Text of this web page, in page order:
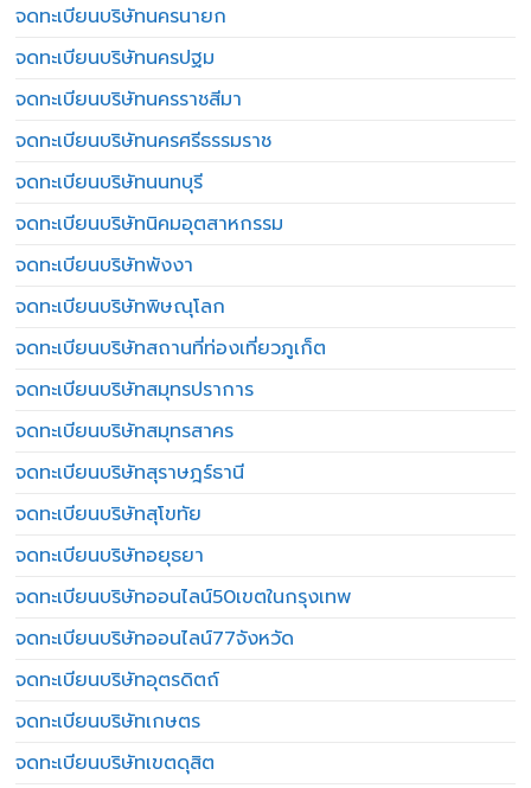
จดทะเบียนบริษัทนครนายก
จดทะเบียนบริษัทนครปฐม
จดทะเบียนบริษัทนครราชสีมา
จดทะเบียนบริษัทนครศรีธรรมราช
จดทะเบียนบริษัทนนทบุรี
จดทะเบียนบริษัทนิคมอุตสาหกรรม
จดทะเบียนบริษัทพังงา
จดทะเบียนบริษัทพิษณุโลก
จดทะเบียนบริษัทสถานที่ท่องเที่ยวภูเก็ต
จดทะเบียนบริษัทสมุทรปราการ
จดทะเบียนบริษัทสมุทรสาคร
จดทะเบียนบริษัทสุราษฎร์ธานี
จดทะเบียนบริษัทสุโขทัย
จดทะเบียนบริษัทอยุธยา
จดทะเบียนบริษัทออนไลน์50เขตในกรุงเทพ
จดทะเบียนบริษัทออนไลน์77จังหวัด
จดทะเบียนบริษัทอุตรดิตถ์
จดทะเบียนบริษัทเกษตร
จดทะเบียนบริษัทเขตดุสิต